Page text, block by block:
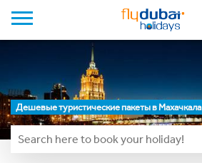
Дешевые туристические пакеты в Махачкала